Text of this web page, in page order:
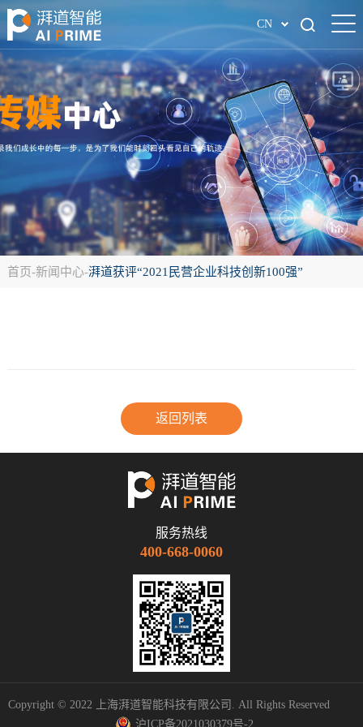
CN
首页-新闻中心-湃道获评“2021民营企业科技创新100强”
返回列表
服务热线
400-668-0060
Copyright © 2022 上海湃道智能科技有限公司. All Rights Reserved
沪ICP备2021030379号-2